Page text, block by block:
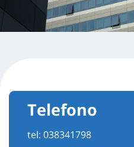
Telefono
tel: 038341798